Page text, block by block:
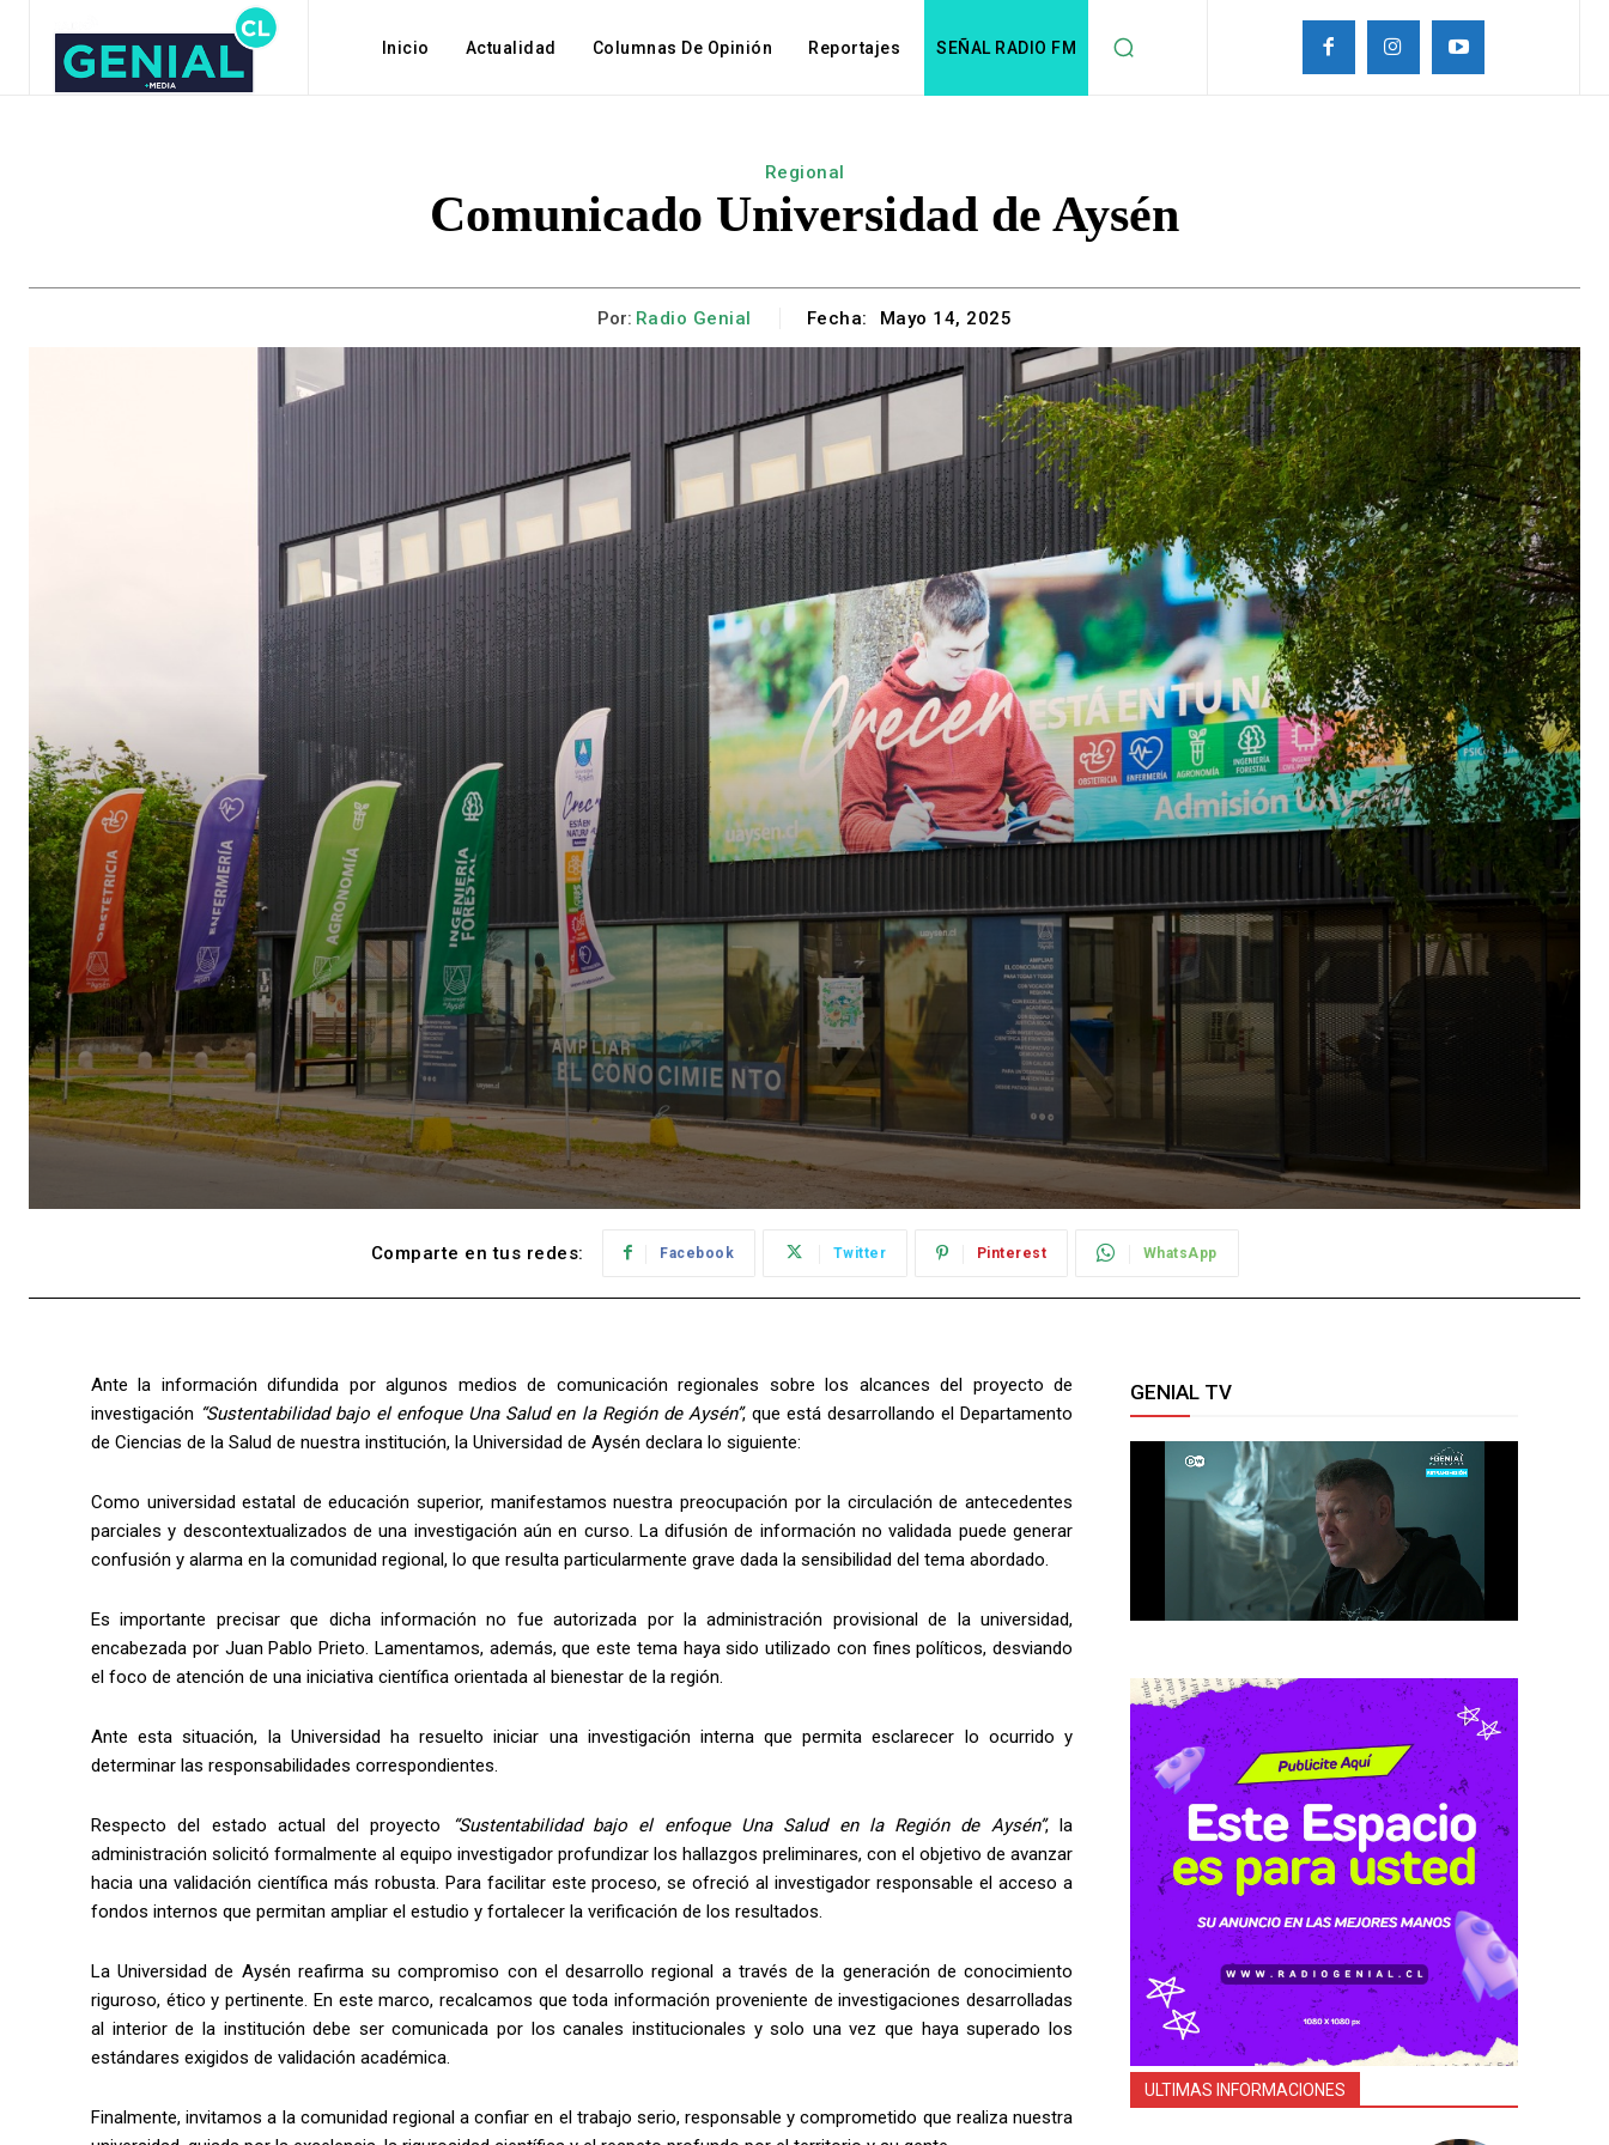
Inicio Actualidad Columnas De Opinión Reportajes SEÑAL RADIO FM
Regional
Comunicado Universidad de Aysén
Por: Radio Genial Fecha: Mayo 14, 2025
Comparte en tus redes: Facebook Twitter Pinterest WhatsApp
Ante la información difundida por algunos medios de comunicación regionales sobre los alcances del proyecto de
investigación “Sustentabilidad bajo el enfoque Una Salud en la Región de Aysén”, que está desarrollando el Departamento
de Ciencias de la Salud de nuestra institución, la Universidad de Aysén declara lo siguiente:
Como universidad estatal de educación superior, manifestamos nuestra preocupación por la circulación de antecedentes
parciales y descontextualizados de una investigación aún en curso. La difusión de información no validada puede generar
confusión y alarma en la comunidad regional, lo que resulta particularmente grave dada la sensibilidad del tema abordado.
Es importante precisar que dicha información no fue autorizada por la administración provisional de la universidad,
encabezada por Juan Pablo Prieto. Lamentamos, además, que este tema haya sido utilizado con fines políticos, desviando
el foco de atención de una iniciativa científica orientada al bienestar de la región.
Ante esta situación, la Universidad ha resuelto iniciar una investigación interna que permita esclarecer lo ocurrido y
determinar las responsabilidades correspondientes.
Respecto del estado actual del proyecto “Sustentabilidad bajo el enfoque Una Salud en la Región de Aysén”, la
administración solicitó formalmente al equipo investigador profundizar los hallazgos preliminares, con el objetivo de avanzar
hacia una validación científica más robusta. Para facilitar este proceso, se ofreció al investigador responsable el acceso a
fondos internos que permitan ampliar el estudio y fortalecer la verificación de los resultados.
La Universidad de Aysén reafirma su compromiso con el desarrollo regional a través de la generación de conocimiento
riguroso, ético y pertinente. En este marco, recalcamos que toda información proveniente de investigaciones desarrolladas
al interior de la institución debe ser comunicada por los canales institucionales y solo una vez que haya superado los
estándares exigidos de validación académica.
Finalmente, invitamos a la comunidad regional a confiar en el trabajo serio, responsable y comprometido que realiza nuestra
GENIAL TV
ULTIMAS INFORMACIONES